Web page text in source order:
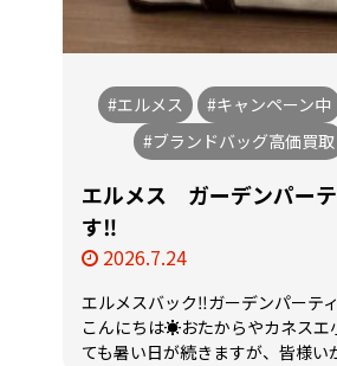
#エルメス #キャンペーン中
#ブランドバッグ高価買取
エルメス ガーデンパー
す‼️
2026.7.24
エルメスバック‼️ガーデンパーテ
こんにちは☀️おたからやカネス
ても暑い日が続きますが、皆様い